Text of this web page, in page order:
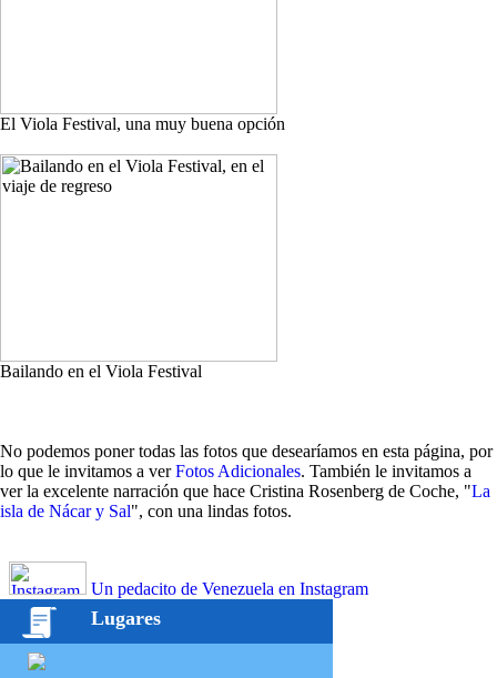
El Viola Festival, una muy buena opción
Bailando en el Viola Festival
No podemos poner todas las fotos que desearíamos en esta página, por
lo que le invitamos a verFotos Adicionales. También le invitamos a
ver la excelente narración que hace Cristina Rosenberg de Coche, "La
isla de Nácar y Sal", con una lindas fotos.
Un pedacito de Venezuela en Instagram
Lugares